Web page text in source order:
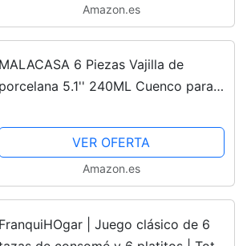
Amazon.es
MALACASA 6 Piezas Vajilla de
porcelana 5.1'' 240ML Cuenco para
ELVIRA
VER OFERTA
Amazon.es
FranquiHOgar | Juego clásico de 6